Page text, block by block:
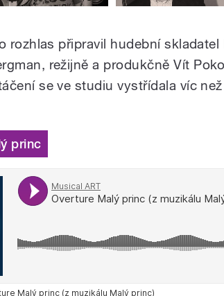
rozhlas připravil hudební skladatel
režijně a produkčně Vít
se ve studiu vystřídala víc
princ